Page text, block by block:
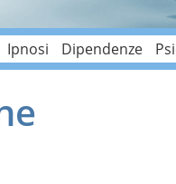
Ipnosi Dipendenze